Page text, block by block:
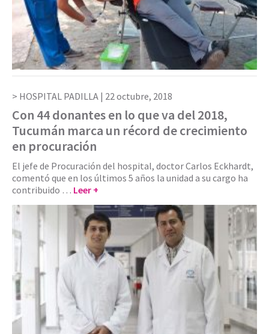
HOSPITAL PADILLA | 22 octubre, 2018
Con 44 donantes en lo que va del 2018,
Tucumán marca un récord de crecimiento
en procuración
El jefe de Procuración del hospital, doctor Carlos Eckhardt,
comentó que en los últimos 5 años la unidad a su cargo ha
contribuido … Leer +